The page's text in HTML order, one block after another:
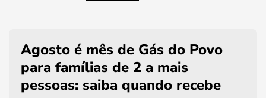
Agosto é mês de Gás do Povo
para famílias de 2 a mais
pessoas: saiba quando recebe